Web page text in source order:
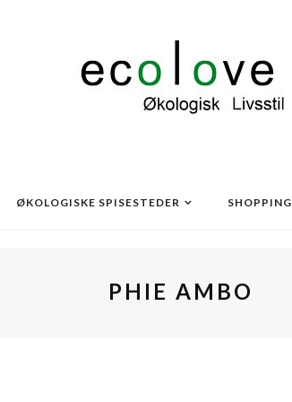
ØKOLOGISKE SPISESTEDER SHOPPING
PHIE AMBO